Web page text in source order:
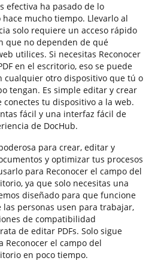
efectiva ha pasado de lo
mucho tiempo. Llevarlo al
solo requiere un acceso rápido
que no dependen de qué
utilices. Si necesitas Reconocer
en el escritorio, eso se puede
cualquier otro dispositivo que tú o
tengan. Es simple editar y crear
tu dispositivo a la web.
fácil y una interfaz fácil de
de DocHub.
para crear, editar y
y optimizar tus procesos
para Reconocer el campo del
ya que solo necesitas una
diseñado para que funcione
personas usen para trabajar,
de compatibilidad
de editar PDFs. Solo sigue
Reconocer el campo del
en poco tiempo.